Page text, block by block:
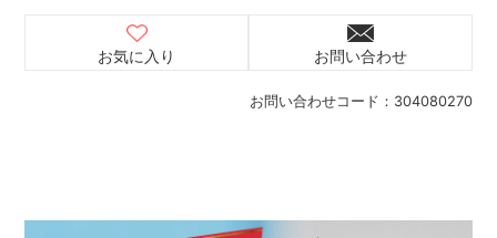
お問い合わせコード： 304080270
お気に入り お問い合わせ